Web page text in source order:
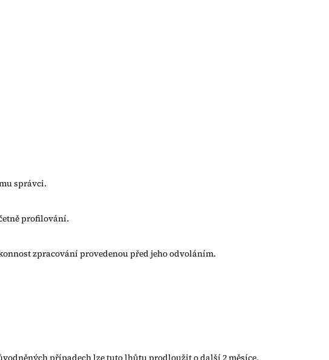
správci.
profilování.
zpracování provedenou před jeho odvoláním.
případech lze tuto lhůtu prodloužit o další 2 měsíce.